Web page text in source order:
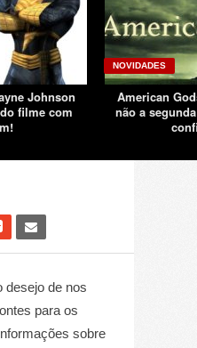
Johnson
filme com
NOVIDADES
American
não a
desejo de nos
para os
sobre